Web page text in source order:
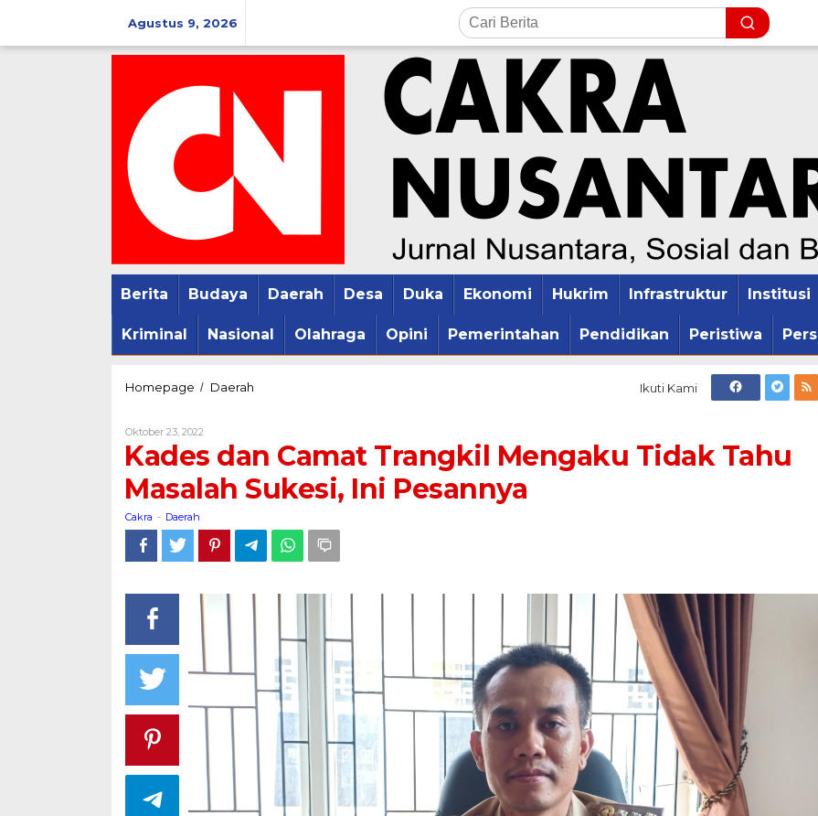
konten
Agustus 9, 2026
Berita Budaya Daerah Desa Duka Ekonomi Hukrim Infrastruktur Institusi
Kriminal Nasional Olahraga Opini Pemerintahan Pendidikan Peristiwa Pers
Homepage / Daerah
Mengaku
Tidak
Tahu
Sukesi,
Ini
Ikuti Kami
Oktober 23, 2022
Kades dan Camat Trangkil Mengaku Tidak Tahu
Masalah Sukesi, Ini Pesannya
Cakra - Daerah